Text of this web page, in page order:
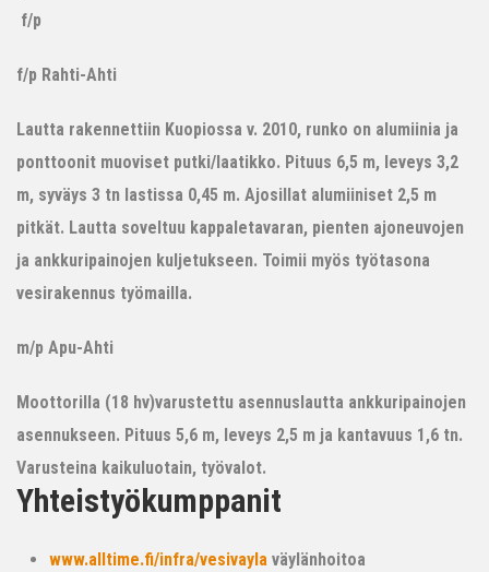
f/p
f/p Rahti-Ahti
Lautta rakennettiin Kuopiossa v. 2010, runko on alumiinia ja
ponttoonit muoviset putki/laatikko. Pituus 6,5 m, leveys 3,2
m, syväys 3 tn lastissa 0,45 m. Ajosillat alumiiniset 2,5 m
pitkät. Lautta soveltuu kappaletavaran, pienten ajoneuvojen
ja ankkuripainojen kuljetukseen. Toimii myös työtasona
vesirakennus työmailla.
m/p Apu-Ahti
Moottorilla (18 hv)varustettu asennuslautta ankkuripainojen
asennukseen. Pituus 5,6 m, leveys 2,5 m ja kantavuus 1,6 tn.
Varusteina kaikuluotain, työvalot.
Yhteistyökumppanit
www.alltime.fi/infra/vesivayla väylänhoitoa